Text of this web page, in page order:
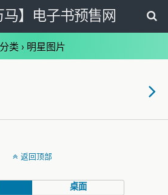
马】电子书预售网
分类 › 明星图片
返回顶部
桌面